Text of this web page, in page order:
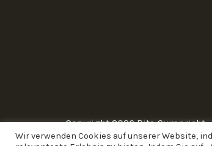
Copyright 2026 Rita Gumpricht
Wir verwenden Cookies auf unserer Website,